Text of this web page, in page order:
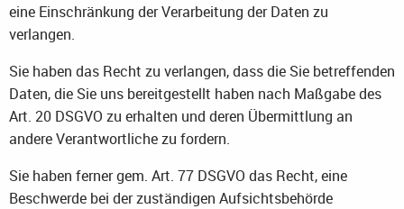
eine Einschränkung der Verarbeitung der Daten zu
verlangen.
Sie haben das Recht zu verlangen, dass die Sie betreffenden
Daten, die Sie uns bereitgestellt haben nach Maßgabe des
Art. 20 DSGVO zu erhalten und deren Übermittlung an
andere Verantwortliche zu fordern.
Sie haben ferner gem. Art. 77 DSGVO das Recht, eine
Beschwerde bei der zuständigen Aufsichtsbehörde